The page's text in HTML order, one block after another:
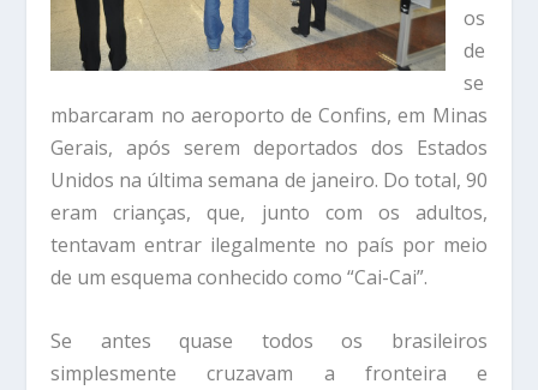
os
de
se
mbarcaram no aeroporto de Confins, em Minas
Gerais, após serem deportados dos Estados
Unidos na última semana de janeiro. Do total, 90
eram crianças, que, junto com os adultos,
tentavam entrar ilegalmente no país por meio
de um esquema conhecido como “Cai-Cai”.
Se antes quase todos os brasileiros
simplesmente cruzavam a fronteira e